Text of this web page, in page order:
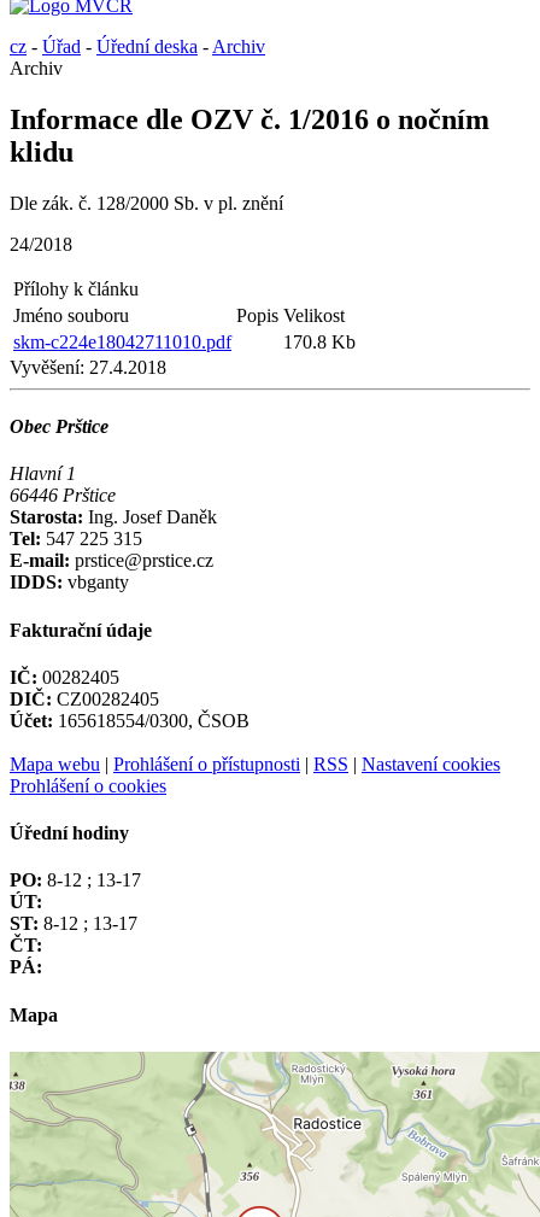
cz - Úřad - Úřední deska - Archiv
Archiv
Informace dle OZV č. 1/2016 o nočním
klidu
Dle zák. č. 128/2000 Sb. v pl. znění
24/2018
Přílohy k článku
Jméno souboru
Popis Velikost
skm-c224e18042711010.pdf
170.8 Kb
Vyvěšení: 27.4.2018
Obec Prštice
Hlavní 1
66446 Prštice
Starosta: Ing. Josef Daněk
Tel: 547 225 315
E-mail: prstice@prstice.cz
IDDS: vbganty
Fakturační údaje
IČ: 00282405
DIČ: CZ00282405
Účet: 165618554/0300, ČSOB
Mapa webu | Prohlášení o přístupnosti | RSS | Nastavení cookies
Prohlášení o cookies
Úřední hodiny
PO: 8-12 ; 13-17
ÚT:
ST: 8-12 ; 13-17
ČT:
PÁ:
Mapa